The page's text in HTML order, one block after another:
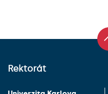
Rektorát